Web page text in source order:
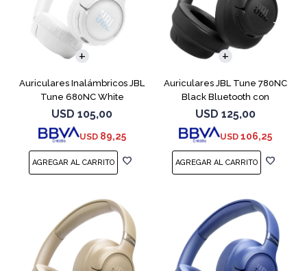
Auriculares Inalámbricos JBL
Tune 680NC White
USD 105,00
USD 89,25
Auriculares JBL Tune 780NC
Black Bluetooth con
Micrófono
USD 125,00
USD 106,25